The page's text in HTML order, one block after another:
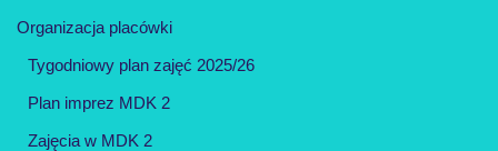
Organizacja placówki
Tygodniowy plan zajęć 2025/26
Plan imprez MDK 2
Zajęcia w MDK 2